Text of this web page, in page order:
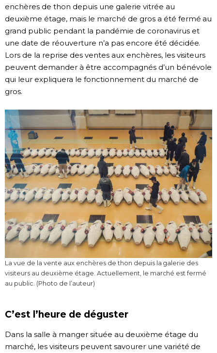
enchères de thon depuis une galerie vitrée au
deuxième étage, mais le marché de gros a été fermé au
grand public pendant la pandémie de coronavirus et
une date de réouverture n’a pas encore été décidée.
Lors de la reprise des ventes aux enchères, les visiteurs
peuvent demander à être accompagnés d’un bénévole
qui leur expliquera le fonctionnement du marché de
gros.
La vue de la vente aux enchères de thon depuis la galerie des
visiteurs au deuxième étage. Actuellement, le marché est fermé
au public. (Photo de l’auteur)
C’est l’heure de déguster
Dans la salle à manger située au deuxième étage du
marché, les visiteurs peuvent savourer une variété de